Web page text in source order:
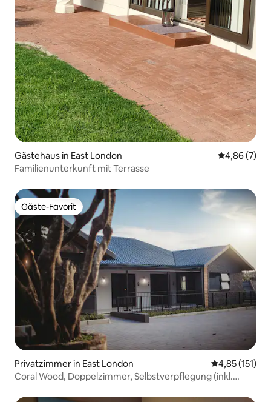
Gästehaus in East London
4,86 (7)
Familienunterkunft mit Terrasse
Gäste-Favorit
Gäste-Favorit
Privatzimmer in East London
4,85 (151)
Coral Wood, Doppelzimmer, Selbstverpflegung (inkl.